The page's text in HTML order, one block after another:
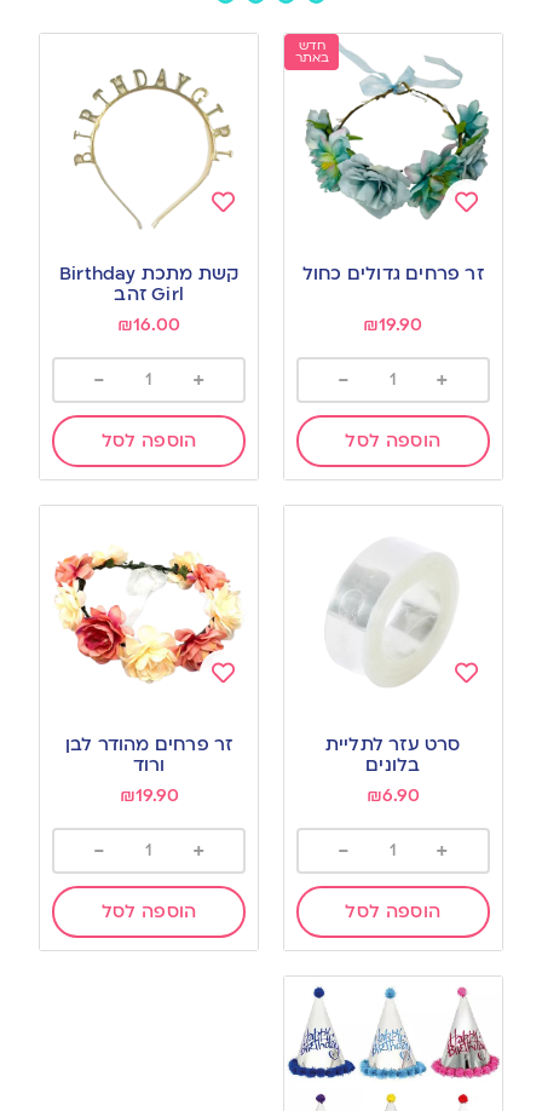
חדש
באתר
to
wishlist
זר פרחים גדולים כחול
₪19.90
+
-
הוספה לסל
to
wishlist
קשת מתכת Birthday
Girl זהב
₪16.00
+
-
הוספה לסל
toסרט עזר לתליית
בלונים
₪6.90
+
-
הוספה לסל
to
זר פרחים מהודר לבן
ורוד
₪19.90
+
-
הוספה לסל